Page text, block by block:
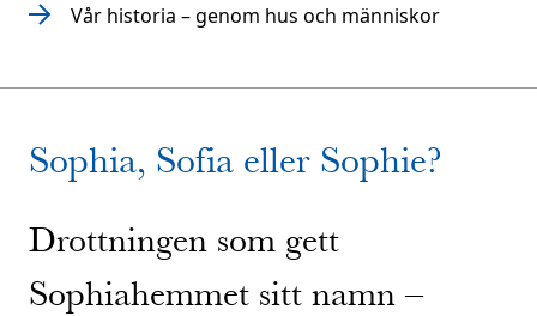
Vår historia – genom hus och människor
Sophia, Sofia eller Sophie?
Drottningen som gett
Sophiahemmet sitt namn –